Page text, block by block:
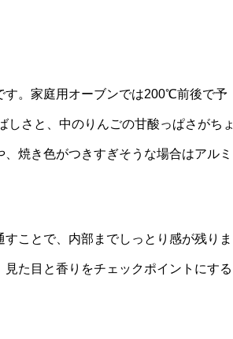
す。家庭用オーブンでは200℃前後で予
さと、中のりんごの甘酸っぱさがちょ
焼き色がつきすぎそうな場合はアルミ
ことで、内部までしっとり感が残りま
た目と香りをチェックポイントにする